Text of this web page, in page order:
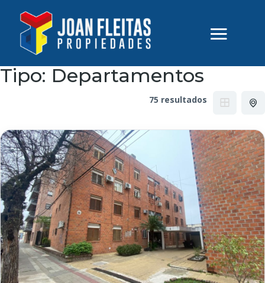
Tipo: Departamentos
75 resultados